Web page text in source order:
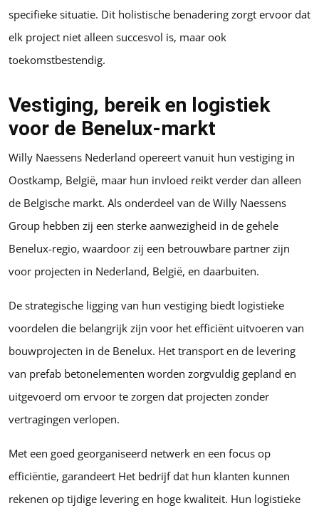
specifieke situatie. Dit holistische benadering zorgt ervoor dat
elk project niet alleen succesvol is, maar ook
toekomstbestendig.
Vestiging, bereik en logistiek
voor de Benelux-markt
Willy Naessens Nederland opereert vanuit hun vestiging in
Oostkamp, België, maar hun invloed reikt verder dan alleen
de Belgische markt. Als onderdeel van de Willy Naessens
Group hebben zij een sterke aanwezigheid in de gehele
Benelux-regio, waardoor zij een betrouwbare partner zijn
voor projecten in Nederland, België, en daarbuiten.
De strategische ligging van hun vestiging biedt logistieke
voordelen die belangrijk zijn voor het efficiënt uitvoeren van
bouwprojecten in de Benelux. Het transport en de levering
van prefab betonelementen worden zorgvuldig gepland en
uitgevoerd om ervoor te zorgen dat projecten zonder
vertragingen verlopen.
Met een goed georganiseerd netwerk en een focus op
efficiëntie, garandeert Het bedrijf dat hun klanten kunnen
rekenen op tijdige levering en hoge kwaliteit. Hun logistieke